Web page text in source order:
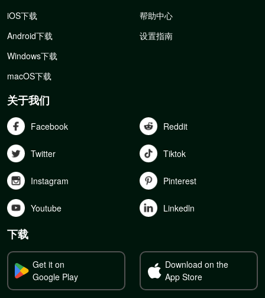
iOS下载
Android下载
Windows下载
macOS下载
帮助中心
设置指南
关于我们
Facebook Reddit
Twitter Tiktok
Instagram Pinterest
Youtube Linkedln
下载
Get it on
Google Play
Download on the
App Store